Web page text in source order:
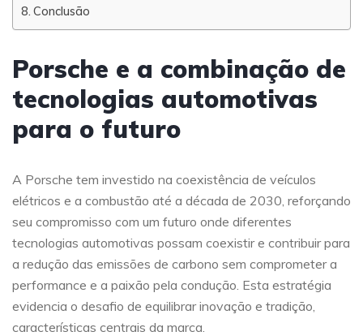
Conclusão
Porsche e a combinação de
tecnologias automotivas
para o futuro
A Porsche tem investido na coexistência de veículos
elétricos e a combustão até a década de 2030, reforçando
seu compromisso com um futuro onde diferentes
tecnologias automotivas possam coexistir e contribuir para
a redução das emissões de carbono sem comprometer a
performance e a paixão pela condução. Esta estratégia
evidencia o desafio de equilibrar inovação e tradição,
características centrais da marca.